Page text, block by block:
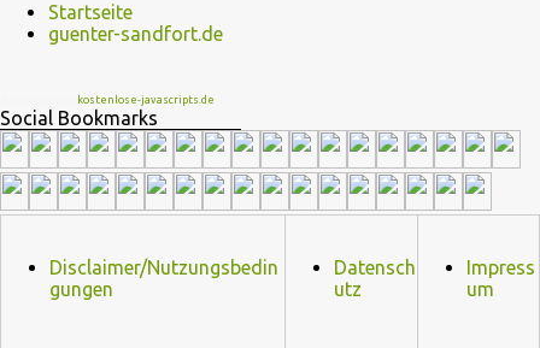
Startseite
guenter-sandfort.de
kostenlose-javascripts.de
Social Bookmarks
Disclaimer/Nutzungsbedin
gungen
Datensch
utz
Impress
um